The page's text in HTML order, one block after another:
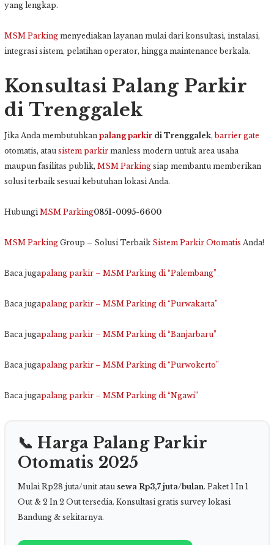
yang lengkap.
MSM Parking menyediakan layanan mulai dari konsultasi, instalasi,
integrasi sistem, pelatihan operator, hingga maintenance berkala.
Konsultasi Palang Parkir
di Trenggalek
Jika Anda membutuhkan palang parkir di Trenggalek, barrier gate
otomatis, atau sistem parkir manless modern untuk area usaha
maupun fasilitas publik, MSM Parking siap membantu memberikan
solusi terbaik sesuai kebutuhan lokasi Anda.
HubungiMSM Parking0851-0095-6600
MSM Parking Group – Solusi Terbaik Sistem Parkir Otomatis Anda!
Baca jugapalang parkir – MSM Parking di “Palembang”
Baca jugapalang parkir – MSM Parking di “Purwakarta”
Baca jugapalang parkir – MSM Parking di “Banjarbaru”
Baca jugapalang parkir – MSM Parking di “Purwokerto”
Baca jugapalang parkir – MSM Parking di “Ngawi”
📞 Harga Palang Parkir
Otomatis 2025
Mulai Rp28 juta/unit atau sewa Rp3,7 juta/bulan. Paket 1 In 1
Out & 2 In 2 Out tersedia. Konsultasi gratis survey lokasi
Bandung & sekitarnya.